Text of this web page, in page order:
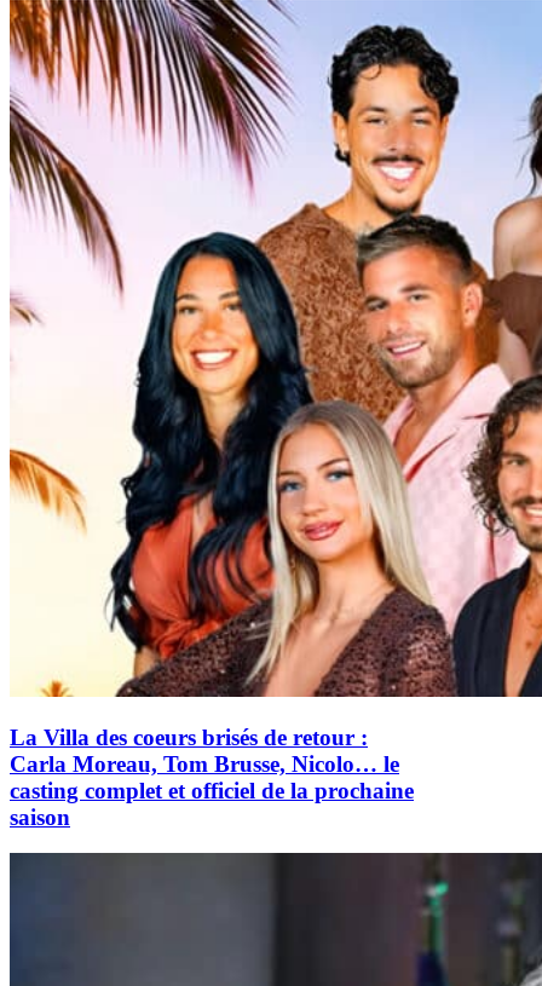
La Villa des coeurs brisés de retour :
Carla Moreau, Tom Brusse, Nicolo… le
casting complet et officiel de la prochaine
saison